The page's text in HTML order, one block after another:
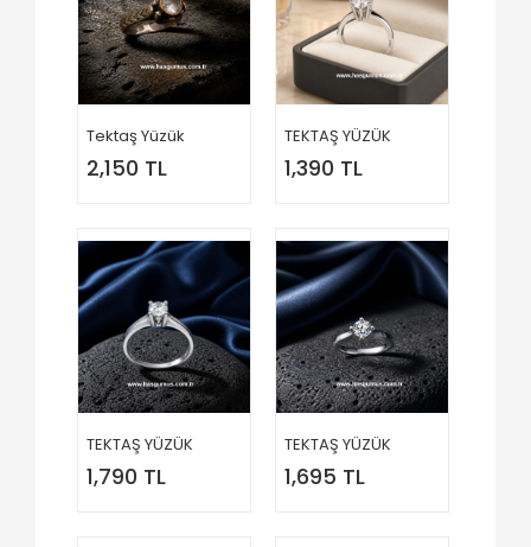
Tektaş Yüzük
2,150 TL
TEKTAŞ YÜZÜK
1,390 TL
TEKTAŞ YÜZÜK
1,790 TL
TEKTAŞ YÜZÜK
1,695 TL